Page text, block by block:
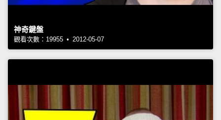
神奇鍵盤
觀看次數：19955 • 2012-05-07